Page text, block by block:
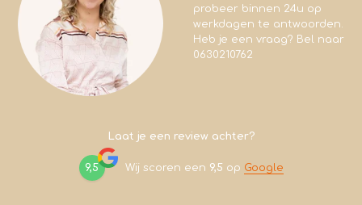
probeer binnen 24u op
werkdagen te antwoorden.
Heb je een vraag? Bel naar
0630210762
Laat je een review achter?
9,5 Wij scoren een 9,5 op Google